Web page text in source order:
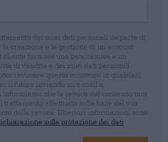
dei miei dati personali da parte di
creazione e la gestione di un account
cliente fornisce una panoramica e un
di vendita e dei miei dati personali.
revocare questo consenso in qualsiasi
il futuro inviando un'e-mail a
informiamo che la revoca del consenso non
trattamento effettuato sulla base del suo
della revoca. Ulteriori informazioni sono
sulla protezione dei dati